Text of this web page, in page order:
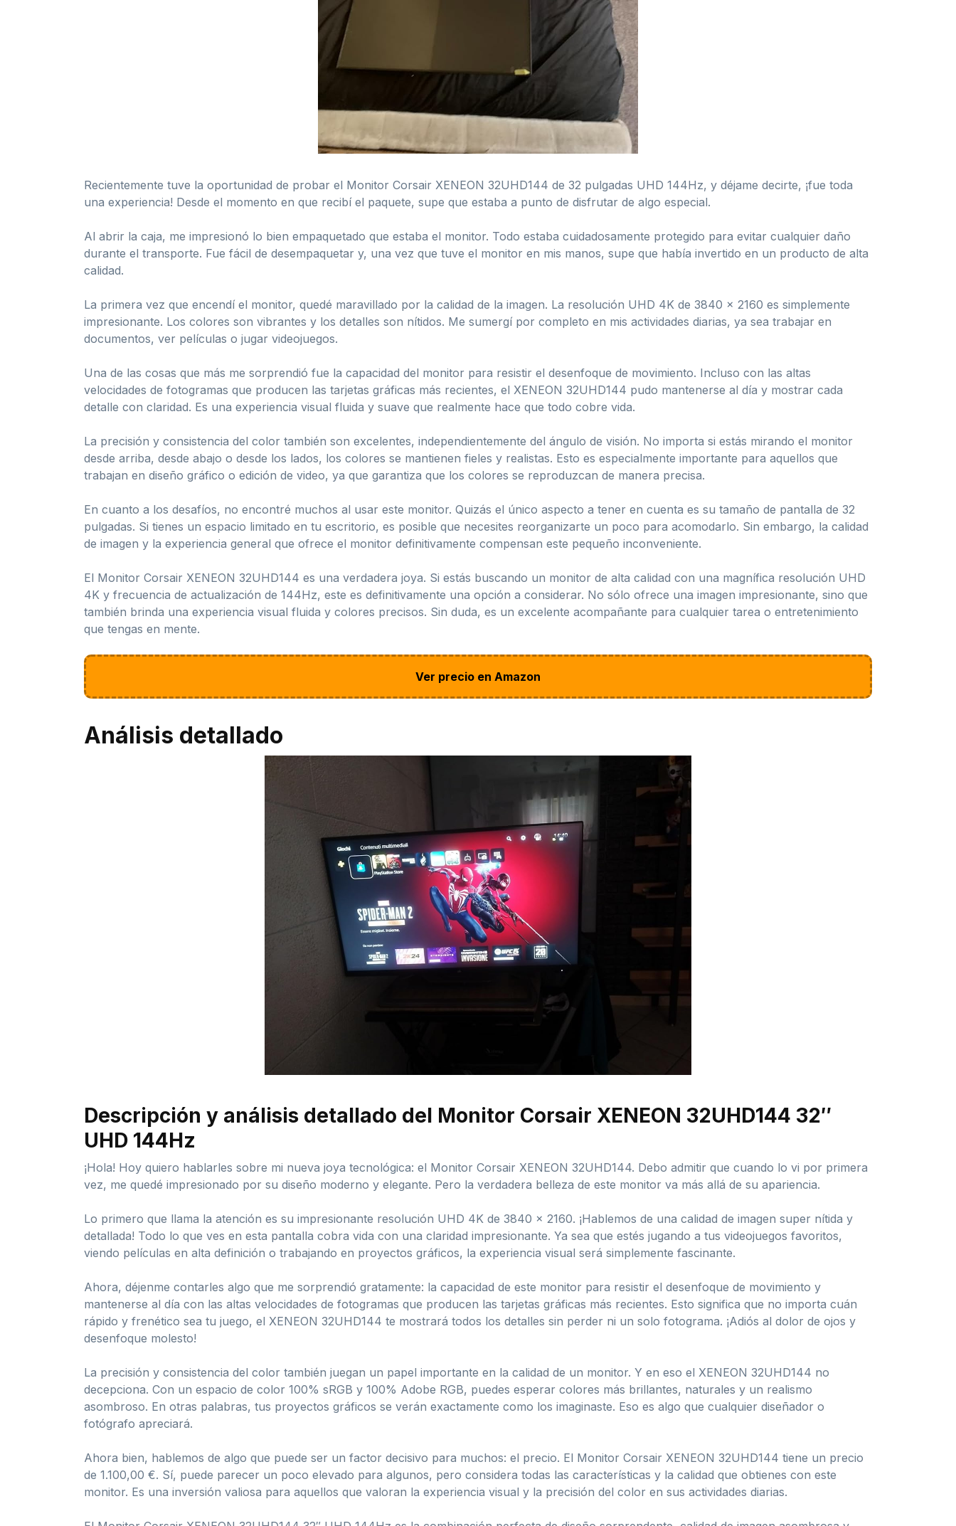
Recientemente tuve la oportunidad de probar el Monitor Corsair XENEON 32UHD144 de 32 pulgadas UHD 144Hz, y déjame decirte, ¡fue toda
una experiencia! Desde el momento en que recibí el paquete, supe que estaba a punto de disfrutar de algo especial.
Al abrir la caja, me impresionó lo bien empaquetado que estaba el monitor. Todo estaba cuidadosamente protegido para evitar cualquier daño
durante el transporte. Fue fácil de desempaquetar y, una vez que tuve el monitor en mis manos, supe que había invertido en un producto de alta
calidad.
La primera vez que encendí el monitor, quedé maravillado por la calidad de la imagen. La resolución UHD 4K de 3840 x 2160 es simplemente
impresionante. Los colores son vibrantes y los detalles son nítidos. Me sumergí por completo en mis actividades diarias, ya sea trabajar en
documentos, ver películas o jugar videojuegos.
Una de las cosas que más me sorprendió fue la capacidad del monitor para resistir el desenfoque de movimiento. Incluso con las altas
velocidades de fotogramas que producen las tarjetas gráficas más recientes, el XENEON 32UHD144 pudo mantenerse al día y mostrar cada
detalle con claridad. Es una experiencia visual fluida y suave que realmente hace que todo cobre vida.
La precisión y consistencia del color también son excelentes, independientemente del ángulo de visión. No importa si estás mirando el monitor
desde arriba, desde abajo o desde los lados, los colores se mantienen fieles y realistas. Esto es especialmente importante para aquellos que
trabajan en diseño gráfico o edición de video, ya que garantiza que los colores se reproduzcan de manera precisa.
En cuanto a los desafíos, no encontré muchos al usar este monitor. Quizás el único aspecto a tener en cuenta es su tamaño de pantalla de 32
pulgadas. Si tienes un espacio limitado en tu escritorio, es posible que necesites reorganizarte un poco para acomodarlo. Sin embargo, la calidad
de imagen y la experiencia general que ofrece el monitor definitivamente compensan este pequeño inconveniente.
El Monitor Corsair XENEON 32UHD144 es una verdadera joya. Si estás buscando un monitor de alta calidad con una magnífica resolución UHD
4K y frecuencia de actualización de 144Hz, este es definitivamente una opción a considerar. No sólo ofrece una imagen impresionante, sino que
también brinda una experiencia visual fluida y colores precisos. Sin duda, es un excelente acompañante para cualquier tarea o entretenimiento
que tengas en mente.
Ver precio en Amazon
Análisis detallado
Descripción y análisis detallado del Monitor Corsair XENEON 32UHD144 32″
UHD 144Hz
¡Hola! Hoy quiero hablarles sobre mi nueva joya tecnológica: el Monitor Corsair XENEON 32UHD144. Debo admitir que cuando lo vi por primera
vez, me quedé impresionado por su diseño moderno y elegante. Pero la verdadera belleza de este monitor va más allá de su apariencia.
Lo primero que llama la atención es su impresionante resolución UHD 4K de 3840 x 2160. ¡Hablemos de una calidad de imagen super nítida y
detallada! Todo lo que ves en esta pantalla cobra vida con una claridad impresionante. Ya sea que estés jugando a tus videojuegos favoritos,
viendo películas en alta definición o trabajando en proyectos gráficos, la experiencia visual será simplemente fascinante.
Ahora, déjenme contarles algo que me sorprendió gratamente: la capacidad de este monitor para resistir el desenfoque de movimiento y
mantenerse al día con las altas velocidades de fotogramas que producen las tarjetas gráficas más recientes. Esto significa que no importa cuán
rápido y frenético sea tu juego, el XENEON 32UHD144 te mostrará todos los detalles sin perder ni un solo fotograma. ¡Adiós al dolor de ojos y
desenfoque molesto!
La precisión y consistencia del color también juegan un papel importante en la calidad de un monitor. Y en eso el XENEON 32UHD144 no
decepciona. Con un espacio de color 100% sRGB y 100% Adobe RGB, puedes esperar colores más brillantes, naturales y un realismo
asombroso. En otras palabras, tus proyectos gráficos se verán exactamente como los imaginaste. Eso es algo que cualquier diseñador o
fotógrafo apreciará.
Ahora bien, hablemos de algo que puede ser un factor decisivo para muchos: el precio. El Monitor Corsair XENEON 32UHD144 tiene un precio
de 1.100,00 €. Sí, puede parecer un poco elevado para algunos, pero considera todas las características y la calidad que obtienes con este
monitor. Es una inversión valiosa para aquellos que valoran la experiencia visual y la precisión del color en sus actividades diarias.